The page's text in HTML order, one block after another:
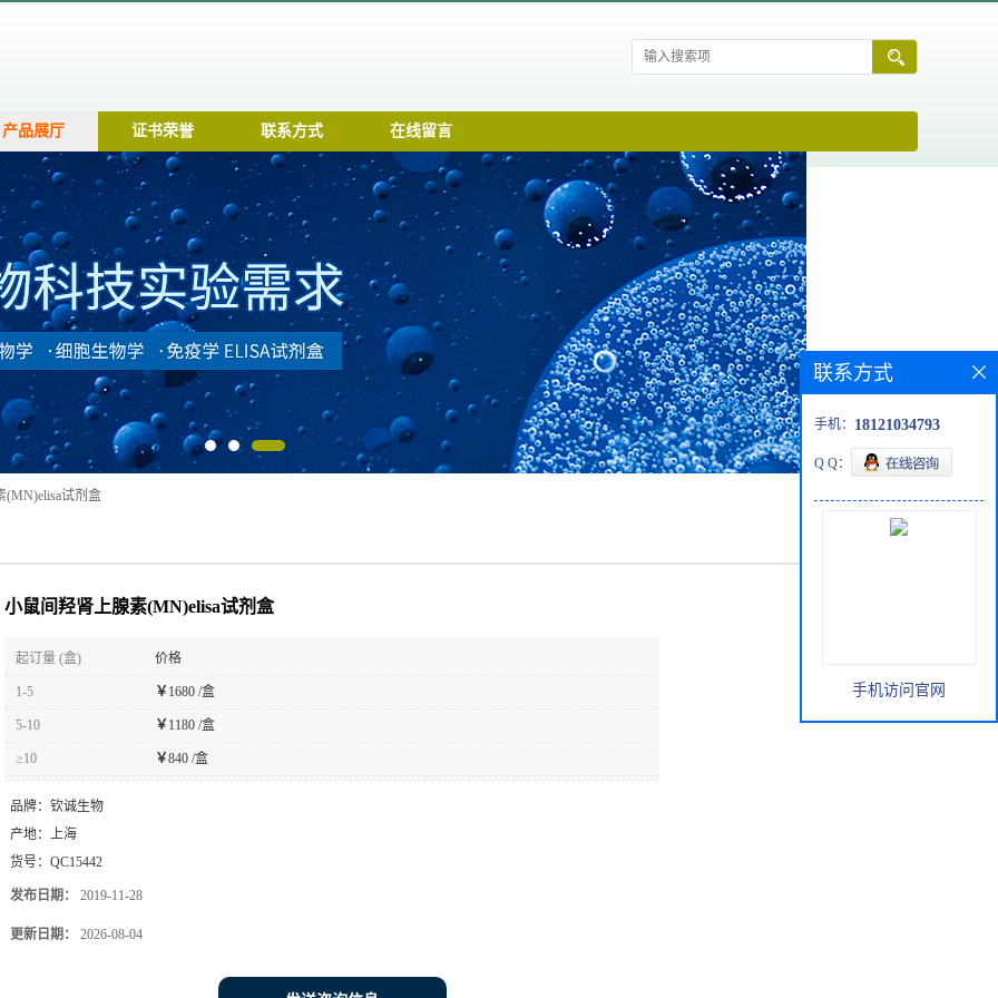
产品展厅 证书荣誉 联系方式 在线留言
(MN)elisa试剂盒
小鼠间羟肾上腺素(MN)elisa试剂盒
起订量 (盒) 价格
1-5 ￥ 1680 /盒
5-10 ￥ 1180 /盒
≥10 ￥840 /盒
品牌： 钦诚生物
产地： 上海
货号： QC15442
发布日期： 2019-11-28
更新日期： 2026-08-04
联系方式
手机： 18121034793
Q Q：
手机访问官网